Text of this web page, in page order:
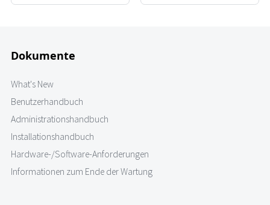
Dokumente
What's New
Benutzerhandbuch
Administrationshandbuch
Installationshandbuch
Hardware-/Software-Anforderungen
Informationen zum Ende der Wartung